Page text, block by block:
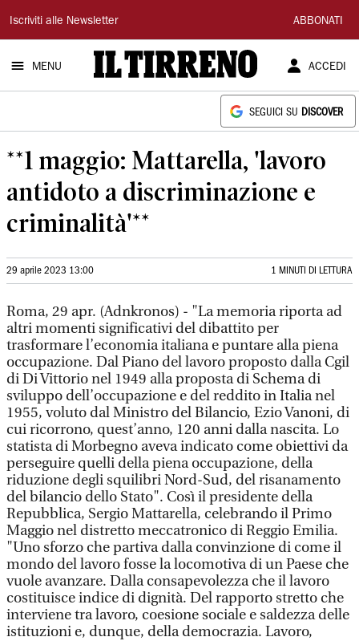
Il
Tirreno
Iscriviti alle Newsletter ABBONATI
MENU ACCEDI
SEGUICI SU DISCOVER
**1 maggio: Mattarella, 'lavoro
antidoto a discriminazione e
criminalità'**
29 aprile 2023 13:00 1 MINUTI DI LETTURA
Roma, 29 apr. (Adnkronos) - "La memoria riporta ad
altri momenti significativi del dibattito per
trasformare l’economia italiana e puntare alla piena
occupazione. Dal Piano del lavoro proposto dalla Cgil
di Di Vittorio nel 1949 alla proposta di Schema di
sviluppo dell’occupazione e del reddito in Italia nel
1955, voluto dal Ministro del Bilancio, Ezio Vanoni, di
cui ricorrono, quest’anno, 120 anni dalla nascita. Lo
statista di Morbegno aveva indicato come obiettivi da
perseguire quelli della piena occupazione, della
riduzione degli squilibri Nord-Sud, del risanamento
del bilancio dello Stato". Così il presidente della
Repubblica, Sergio Mattarella, celebrando il Primo
Maggio nel distretto meccatronico di Reggio Emilia.
"Uno sforzo che partiva dalla convinzione di come il
mondo del lavoro fosse la locomotiva di un Paese che
vuole avanzare. Dalla consapevolezza che il lavoro
costituisce indice di dignità. Del rapporto stretto che
interviene tra lavoro, coesione sociale e saldezza delle
istituzioni e, dunque, della democrazia. Lavoro,